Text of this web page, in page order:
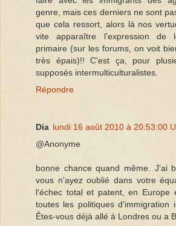
genre, mais ces derniers ne sont
que cela ressort, alors là nos
vite apparaître l'expression de
primaire (sur les forums, on voit
très épais)!! C'est ça, pour
supposés intermulticulturalistes.
Répondre
Dia lundi 16 août 2010 à 20:53:00
@Anonyme
bonne chance quand même. J'ai
vous n'ayez oublié dans votre
l'échec total et patent, en Europe
toutes les politiques d'immigration
Êtes-vous déjà allé à Londres ou a